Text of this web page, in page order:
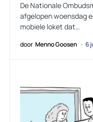
De Nationale
afgelopen woensdag
mobiele loket dat…
door Menno Goosen 6